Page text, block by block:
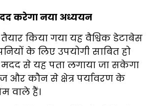
करेगा नया अध्ययन
तैयार किया गया यह वैश्विक डेटाबेस
के लिए उपयोगी साबित हो
से यह पता लगाया जा सकेगा
कौन से क्षेत्र पर्यावरण के
वाले हैं।